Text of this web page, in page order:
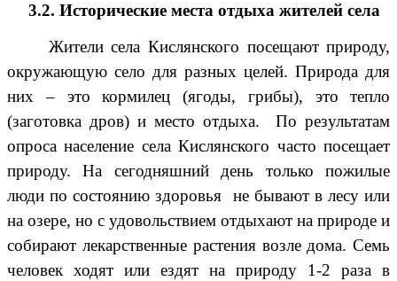
3.2. Исторические места отдыха жителей села
Жители села Кислянского посещают природу,
окружающую село для разных целей. Природа для
них – это кормилец (ягоды, грибы), это тепло
(заготовка дров) и место отдыха. По результатам
опроса население села Кислянского часто посещает
природу. На сегодняшний день только пожилые
люди по состоянию здоровья не бывают в лесу или
на озере, но с удовольствием отдыхают на природе и
собирают лекарственные растения возле дома. Семь
человек ходят или ездят на природу 1-2 раза в